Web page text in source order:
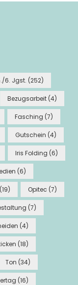
6. Jgst. (252)
Bezugsarbeit (4)
Fasching (7)
Gutschein (4)
Iris Folding (6)
(6)
(19) Opitec (7)
(7)
(4)
(18)
Ton (34)
(16)